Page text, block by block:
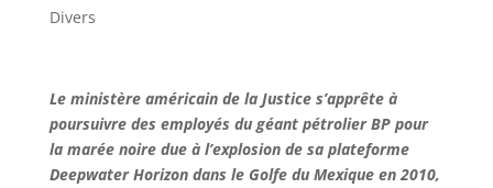
Divers
Le ministère américain de la Justice s’apprête à
poursuivre des employés du géant pétrolier BP pour
la marée noire due à l’explosion de sa plateforme
Deepwater Horizon dans le Golfe du Mexique en 2010,